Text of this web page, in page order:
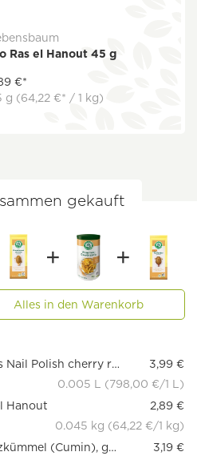
Ras el Hanout 45 g
€*
g (64,22 €* / 1 kg)
gekauft
Alles in den Warenkorb
Dieser Artikel: benecos Nail Polish cherry red
3,99 €
0.005 L (798,00 €/1 L)
Hanout
2,89 €
0.045 kg (64,22 €/1 kg)
Lebensbaum Bio Kreuzkümmel (Cumin), gemahlen
3,19 €